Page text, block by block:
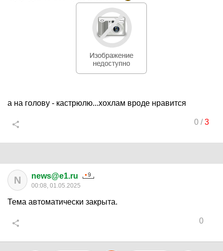
а на голову - кастрюлю...хохлам вроде нравится
0/3
N news@e1.ru
00:08, 01.05.2025
Тема автоматически закрыта.
0